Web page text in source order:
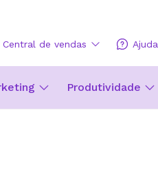
Central de vendas Ajuda
Produtividade